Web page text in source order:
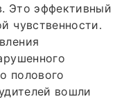
Это эффективный
чувственности.
полового
вошли